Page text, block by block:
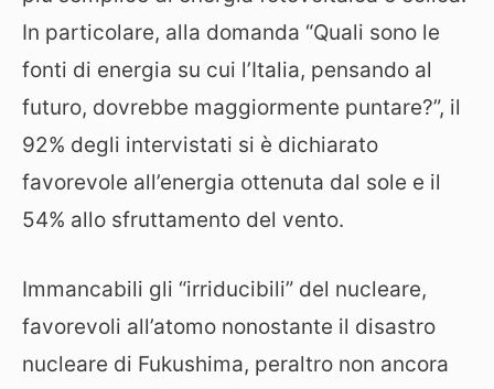
In particolare, alla domanda “Quali sono le
fonti di energia su cui l’Italia, pensando al
futuro, dovrebbe maggiormente puntare?”, il
92% degli intervistati si è dichiarato
favorevole all’energia ottenuta dal sole e il
54% allo sfruttamento del vento.
Immancabili gli “irriducibili” del nucleare,
favorevoli all’atomo nonostante il disastro
nucleare di Fukushima, peraltro non ancora